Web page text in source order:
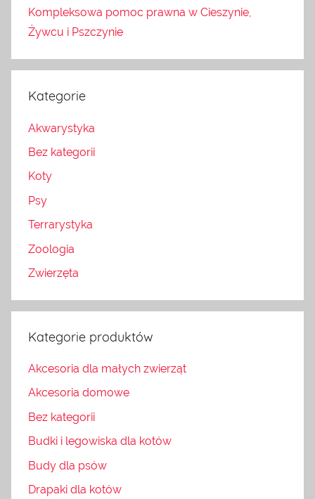
Kompleksowa pomoc prawna w Cieszynie,
Żywcu i Pszczynie
Kategorie
Akwarystyka
Bez kategorii
Koty
Psy
Terrarystyka
Zoologia
Zwierzęta
Kategorie produktów
Akcesoria dla małych zwierząt
Akcesoria domowe
Bez kategorii
Budki i legowiska dla kotów
Budy dla psów
Drapaki dla kotów